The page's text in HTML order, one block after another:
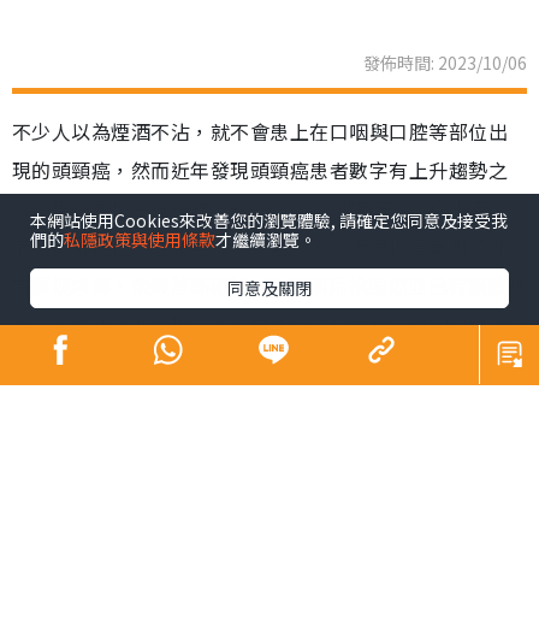
發佈時間: 2023/10/06
不少人以為煙酒不沾，就不會患上在口咽與口腔等部位出
現的頭頸癌，然而近年發現頭頸癌患者數字有上升趨勢之
餘，男性更是高危一族。於2020年本地每三個頭頸癌新
症，就有兩位患者是男性。一名不煙不酒男性因單側頸部
有腫塊求醫，後經診斷確診HPV相關扁桃腺癌並已有擴散跡
象。多項研究亦發現，不少男性頭頸癌個案，與HPV感染息
息相關。目前注射疫苗是預防HPV的有效方法，有助降低患
本網站使用Cookies來改善您的瀏覽體驗, 請確定您同意及接受我
們的私隱政策與使用條款才繼續瀏覽。
同意及關閉